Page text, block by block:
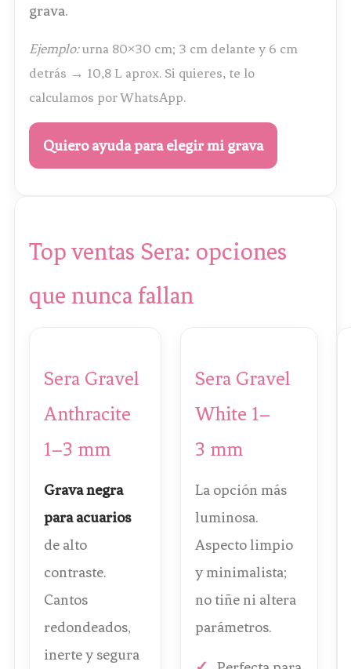
grava.
Ejemplo:urna 80×30 cm; 3 cm delante y 6 cm
detrás → 10,8 L aprox. Si quieres, te lo
calculamos por WhatsApp.
Quiero ayuda para elegir mi grava
Top ventas Sera: opciones
que nunca fallan
Sera Gravel
Anthracite
1–3 mm
Grava negra
para acuarios
de alto
contraste.
Cantos
redondeados,
inerte y segura
Sera Gravel
White 1–
3 mm
La opción más
luminosa.
Aspecto limpio
y minimalista;
no tiñe ni altera
parámetros.